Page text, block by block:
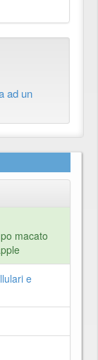
ad un
macato
e